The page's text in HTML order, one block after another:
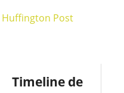
Huffington Post
Timeline de